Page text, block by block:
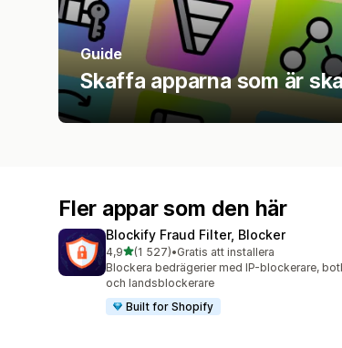
Guide
Skaffa apparna som är
Fler appar som den här
Blockify Fraud Filter, Blocker
4,9av 5 stjärnor
(1 527)
1527 recensioner totalt
•Gratis att installera
Blockera bedrägerier med IP-blockerare,
och landsblockerare
Built for Shopify